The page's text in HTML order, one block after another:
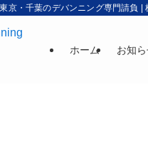
京・千葉のデバンニング専門請負 |
ホーム お知